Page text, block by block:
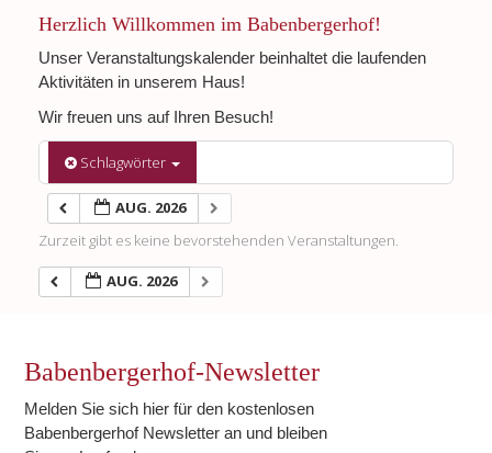
Herzlich Willkommen im Babenbergerhof!
Unser Veranstaltungskalender beinhaltet die laufenden
Aktivitäten in unserem Haus!
Wir freuen uns auf Ihren Besuch!
Schlagwörter
AUG. 2026
Zurzeit gibt es keine bevorstehenden Veranstaltungen.
AUG. 2026
Babenbergerhof-Newsletter
Melden Sie sich hier für den kostenlosen
Babenbergerhof Newsletter an und bleiben